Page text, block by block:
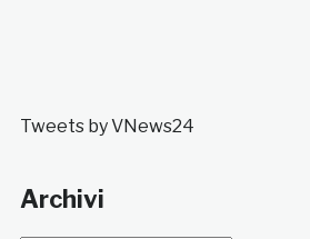
Tweets by VNews24
Archivi